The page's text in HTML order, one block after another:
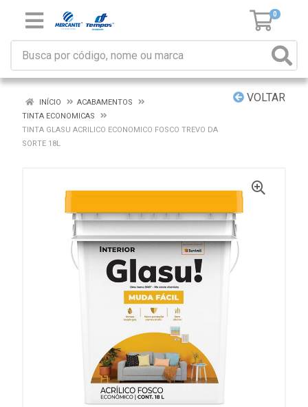
0
VOLTAR
INÍCIO
ACABAMENTOS
TINTA ECONOMICAS
TINTA GLASU ACRILICO ECONOMICO FOSCO TREVO DA
SORTE 18L